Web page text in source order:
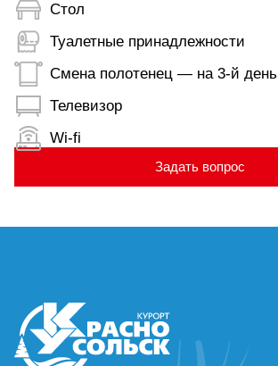
Стол
Туалетные принадлежности
Смена полотенец — на 3-й день
Телевизор
Wi-fi
Задать вопрос